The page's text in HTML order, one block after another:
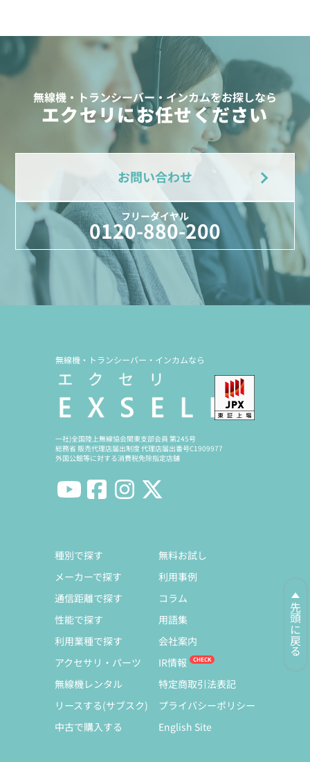
無線機・トランシーバー・インカムをお探しなら
エクセリにお任せください
お問い合わせ
フリーダイヤル
0120-880-200
先頭に戻る
無線機・トランシーバー・インカムなら
一社)全国陸上無線協会関東支部会員 第245号
総務省 販売代理店届出制度 代理店届出番号C1909977
外国公館等に対する消費税免除指定店舗
種別で探す
メーカーで探す
通信距離で探す
性能で探す
利用業種で探す
アクセサリ・パーツ
無線機レンタル
リースする(サブスク)
中古で購入する
無料お試し
利用事例
コラム
用語集
会社案内
IR情報
特定商取引法表記
プライバシーポリシー
English Site